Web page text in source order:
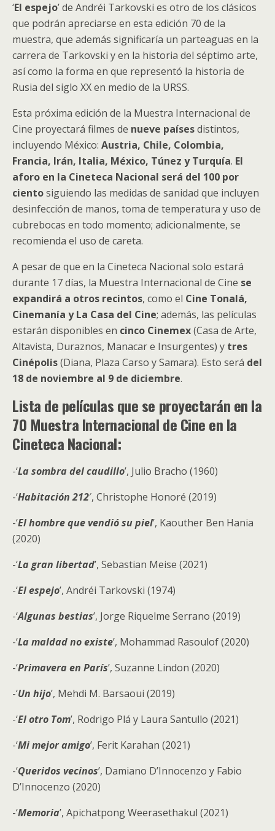
‘El espejo’ de Andréi Tarkovski es otro de los clásicos
que podrán apreciarse en esta edición 70 de la
muestra, que además significaría un parteaguas en la
carrera de Tarkovski y en la historia del séptimo arte,
así como la forma en que representó la historia de
Rusia del siglo XX en medio de la URSS.
Esta próxima edición de la Muestra Internacional de
Cine proyectará filmes de nueve paísesdistintos,
incluyendo México: Austria, Chile, Colombia,
Francia, Irán, Italia, México, Túnez y Turquía. El
aforo en la Cineteca Nacional será del 100 por
cientosiguiendo las medidas de sanidad que incluyen
desinfección de manos, toma de temperatura y uso de
cubrebocas en todo momento; adicionalmente, se
recomienda el uso de careta.
A pesar de que en la Cineteca Nacional solo estará
durante 17 días, la Muestra Internacional de Cine se
expandirá a otros recintos, como el Cine Tonalá,
Cinemanía y La Casa del Cine; además, las películas
estarán disponibles en cinco Cinemex(Casa de Arte,
Altavista, Duraznos, Manacar e Insurgentes) y tres
Cinépolis(Diana, Plaza Carso y Samara). Esto será del
18 de noviembre al 9 de diciembre.
Lista de películas que se proyectarán en la
70 Muestra Internacional de Cine en la
Cineteca Nacional:
-‘La sombra del caudillo’, Julio Bracho (1960)
-‘Habitación 212′, Christophe Honoré (2019)
-‘El hombre que vendió su piel’, Kaouther Ben Hania
(2020)
-‘La gran libertad’, Sebastian Meise (2021)
-‘El espejo’, Andréi Tarkovski (1974)
-‘Algunas bestias’, Jorge Riquelme Serrano (2019)
-‘La maldad no existe’, Mohammad Rasoulof (2020)
-‘Primavera en París’, Suzanne Lindon (2020)
-‘Un hijo’, Mehdi M. Barsaoui (2019)
-‘El otro Tom’, Rodrigo Plá y Laura Santullo (2021)
-‘Mi mejor amigo’, Ferit Karahan (2021)
-‘Queridos vecinos’, Damiano D’Innocenzo y Fabio
D’Innocenzo (2020)
-‘Memoria’, Apichatpong Weerasethakul (2021)